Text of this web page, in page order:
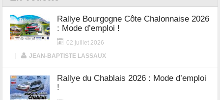
Rallye Bourgogne Côte Chalonnaise 2026
: Mode d’emploi !
02 juillet 2026
JEAN-BAPTISTE LASSAUX
Rallye du Chablais 2026 : Mode d’emploi
!